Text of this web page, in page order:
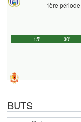
1ère période
15' 30'
BUTS